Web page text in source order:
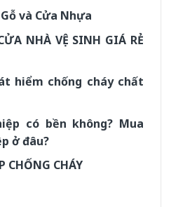
và Cửa Nhựa
NHÀ VỆ SINH GIÁ RẺ
hiểm chống cháy chất
có bền không? Mua
ở đâu?
CHỐNG CHÁY